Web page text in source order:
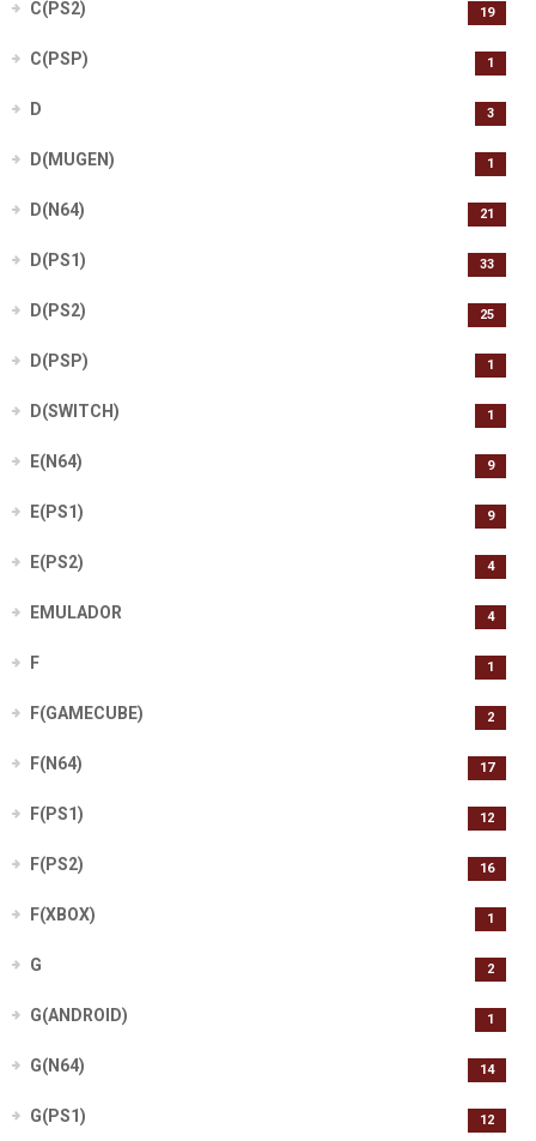
C(PS2) 19
C(PSP) 1
D 3
D(MUGEN) 1
D(N64) 21
D(PS1) 33
D(PS2) 25
D(PSP) 1
D(SWITCH) 1
E(N64) 9
E(PS1) 9
E(PS2) 4
EMULADOR 4
F 1
F(GAMECUBE) 2
F(N64) 17
F(PS1) 12
F(PS2) 16
F(XBOX) 1
G 2
G(ANDROID) 1
G(N64) 14
G(PS1) 12